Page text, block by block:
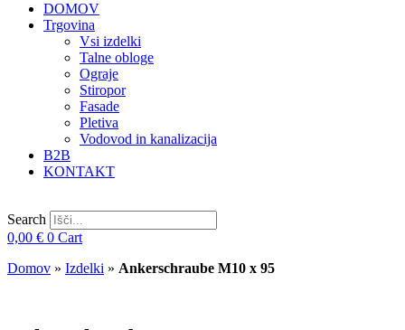
DOMOV
Trgovina
Vsi izdelki
Talne obloge
Ograje
Stiropor
Fasade
Pletiva
Vodovod in kanalizacija
B2B
KONTAKT
Search
0,00 € 0 Cart
Domov » Izdelki » Ankerschraube M10 x 95